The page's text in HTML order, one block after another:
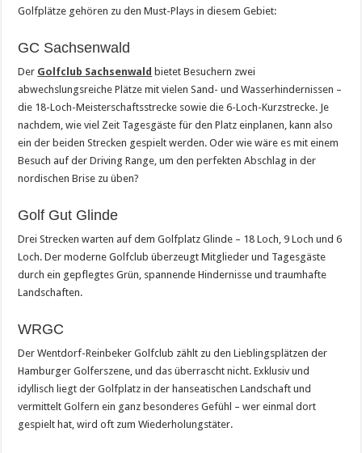
Golfplätze gehören zu den Must-Plays in diesem Gebiet:
GC Sachsenwald
Der Golfclub Sachsenwald bietet Besuchern zwei
abwechslungsreiche Plätze mit vielen Sand- und Wasserhindernissen –
die 18-Loch-Meisterschaftsstrecke sowie die 6-Loch-Kurzstrecke. Je
nachdem, wie viel Zeit Tagesgäste für den Platz einplanen, kann also
ein der beiden Strecken gespielt werden. Oder wie wäre es mit einem
Besuch auf der Driving Range, um den perfekten Abschlag in der
nordischen Brise zu üben?
Golf Gut Glinde
Drei Strecken warten auf dem Golfplatz Glinde – 18 Loch, 9 Loch und 6
Loch. Der moderne Golfclub überzeugt Mitglieder und Tagesgäste
durch ein gepflegtes Grün, spannende Hindernisse und traumhafte
Landschaften.
WRGC
Der Wentdorf-Reinbeker Golfclub zählt zu den Lieblingsplätzen der
Hamburger Golferszene, und das überrascht nicht. Exklusiv und
idyllisch liegt der Golfplatz in der hanseatischen Landschaft und
vermittelt Golfern ein ganz besonderes Gefühl – wer einmal dort
gespielt hat, wird oft zum Wiederholungstäter.